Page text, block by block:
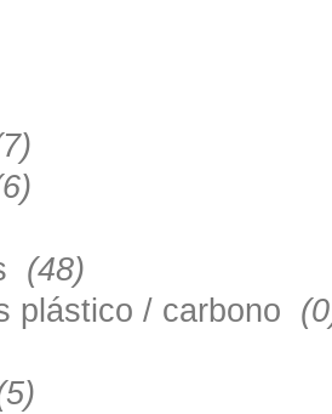
(48)
plástico / carbono